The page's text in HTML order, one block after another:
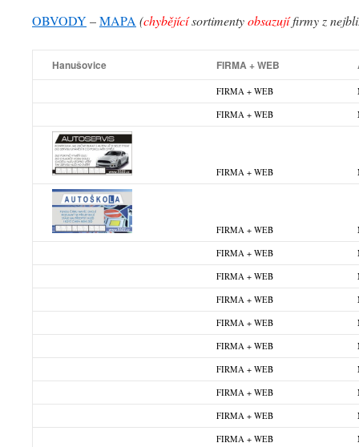
OBVODY –MAPA (chybějícísortimentyobsazujífirmy z
Hanušovice FIRMA + WEB
FIRMA + WEB
FIRMA + WEB
FIRMA + WEB
FIRMA + WEB
FIRMA + WEB
FIRMA + WEB
FIRMA + WEB
FIRMA + WEB
FIRMA + WEB
FIRMA + WEB
FIRMA + WEB
FIRMA + WEB
FIRMA + WEB